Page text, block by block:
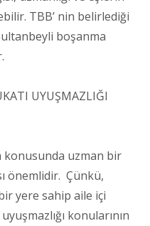
TBB’ nin belirlediği
boşanma
UYUŞMAZLIĞI
konusunda uzman bir
önemlidir. Çünkü,
yere sahip aile içi
konularının